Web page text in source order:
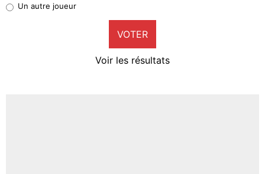
9%
Un autre joueur
VOTER
Voir les résultats